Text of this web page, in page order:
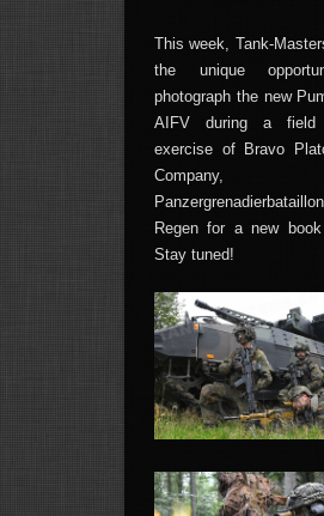
This week, Tank-
the unique
photograph the new
AIFV during a field
exercise of Bravo
Company,
Regen for a new book
Stay tuned!